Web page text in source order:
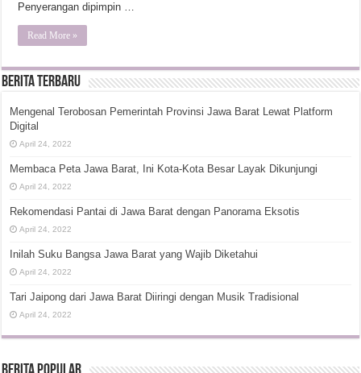
Penyerangan dipimpin …
Read More »
Berita Terbaru
Mengenal Terobosan Pemerintah Provinsi Jawa Barat Lewat Platform
Digital
April 24, 2022
Membaca Peta Jawa Barat, Ini Kota-Kota Besar Layak Dikunjungi
April 24, 2022
Rekomendasi Pantai di Jawa Barat dengan Panorama Eksotis
April 24, 2022
Inilah Suku Bangsa Jawa Barat yang Wajib Diketahui
April 24, 2022
Tari Jaipong dari Jawa Barat Diiringi dengan Musik Tradisional
April 24, 2022